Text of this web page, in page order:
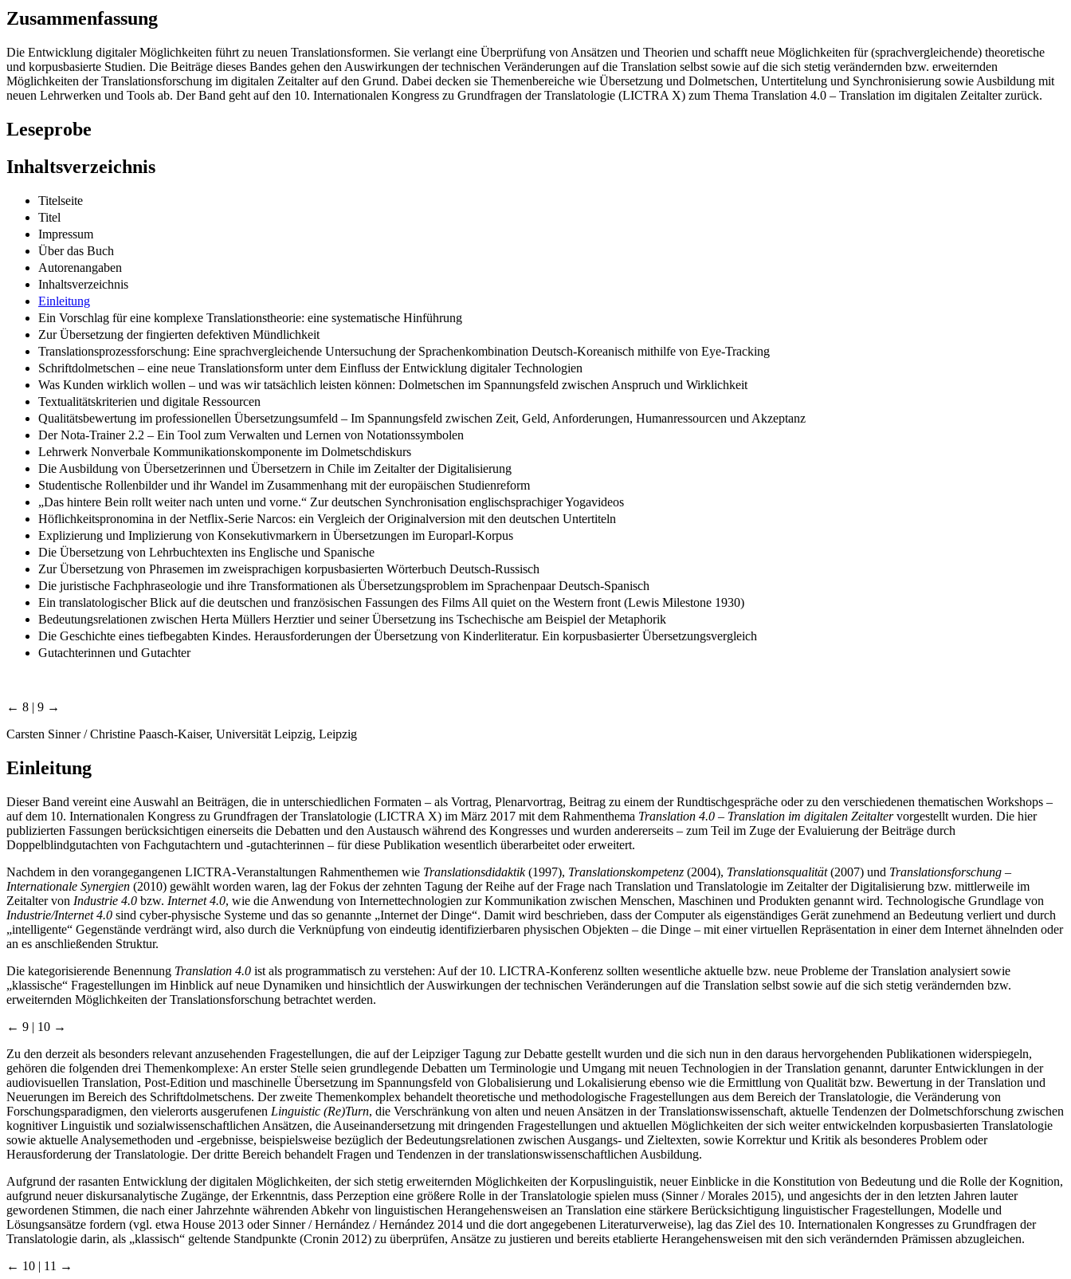
Zusammenfassung
Die Entwicklung digitaler Möglichkeiten führt zu neuen Translationsformen. Sie verlangt eine Überprüfung von Ansätzen und Theorien und schafft neue Möglichkeiten für (sprachvergleichende) theoretische
und korpusbasierte Studien. Die Beiträge dieses Bandes gehen den Auswirkungen der technischen Veränderungen auf die Translation selbst sowie auf die sich stetig verändernden bzw. erweiternden
Möglichkeiten der Translationsforschung im digitalen Zeitalter auf den Grund. Dabei decken sie Themenbereiche wie Übersetzung und Dolmetschen, Untertitelung und Synchronisierung sowie Ausbildung mit
neuen Lehrwerken und Tools ab. Der Band geht auf den 10. Internationalen Kongress zu Grundfragen der Translatologie (LICTRA X) zum Thema Translation 4.0 – Translation im digitalen Zeitalter zurück.
Leseprobe
Inhaltsverzeichnis
Titelseite
Titel
Impressum
Über das Buch
Autorenangaben
Inhaltsverzeichnis
Einleitung
Ein Vorschlag für eine komplexe Translationstheorie: eine systematische Hinführung
Zur Übersetzung der fingierten defektiven Mündlichkeit
Translationsprozessforschung: Eine sprachvergleichende Untersuchung der Sprachenkombination Deutsch-Koreanisch mithilfe von Eye-Tracking
Schriftdolmetschen – eine neue Translationsform unter dem Einfluss der Entwicklung digitaler Technologien
Was Kunden wirklich wollen – und was wir tatsächlich leisten können: Dolmetschen im Spannungsfeld zwischen Anspruch und Wirklichkeit
Textualitätskriterien und digitale Ressourcen
Qualitätsbewertung im professionellen Übersetzungsumfeld – Im Spannungsfeld zwischen Zeit, Geld, Anforderungen, Humanressourcen und Akzeptanz
Der Nota-Trainer 2.2 – Ein Tool zum Verwalten und Lernen von Notationssymbolen
Lehrwerk Nonverbale Kommunikationskomponente im Dolmetschdiskurs
Die Ausbildung von Übersetzerinnen und Übersetzern in Chile im Zeitalter der Digitalisierung
Studentische Rollenbilder und ihr Wandel im Zusammenhang mit der europäischen Studienreform
„Das hintere Bein rollt weiter nach unten und vorne.“ Zur deutschen Synchronisation englischsprachiger Yogavideos
Höflichkeitspronomina in der Netflix-Serie Narcos: ein Vergleich der Originalversion mit den deutschen Untertiteln
Explizierung und Implizierung von Konsekutivmarkern in Übersetzungen im Europarl-Korpus
Die Übersetzung von Lehrbuchtexten ins Englische und Spanische
Zur Übersetzung von Phrasemen im zweisprachigen korpusbasierten Wörterbuch Deutsch-Russisch
Die juristische Fachphraseologie und ihre Transformationen als Übersetzungsproblem im Sprachenpaar Deutsch-Spanisch
Ein translatologischer Blick auf die deutschen und französischen Fassungen des Films All quiet on the Western front (Lewis Milestone 1930)
Bedeutungsrelationen zwischen Herta Müllers Herztier und seiner Übersetzung ins Tschechische am Beispiel der Metaphorik
Die Geschichte eines tiefbegabten Kindes. Herausforderungen der Übersetzung von Kinderliteratur. Ein korpusbasierter Übersetzungsvergleich
Gutachterinnen und Gutachter
← 8 | 9 →
Carsten Sinner / Christine Paasch-Kaiser, Universität Leipzig, Leipzig
Einleitung
Dieser Band vereint eine Auswahl an Beiträgen, die in unterschiedlichen Formaten – als Vortrag, Plenarvortrag, Beitrag zu einem der Rundtischgespräche oder zu den verschiedenen thematischen Workshops –
auf dem 10. Internationalen Kongress zu Grundfragen der Translatologie (LICTRA X) im März 2017 mit dem Rahmenthema Translation 4.0 – Translation im digitalen Zeitaltervorgestellt wurden. Die hier
publizierten Fassungen berücksichtigen einerseits die Debatten und den Austausch während des Kongresses und wurden andererseits – zum Teil im Zuge der Evaluierung der Beiträge durch
Doppelblindgutachten von Fachgutachtern und -gutachterinnen – für diese Publikation wesentlich überarbeitet oder erweitert.
Nachdem in den vorangegangenen LICTRA-Veranstaltungen Rahmenthemen wie Translationsdidaktik(1997), Translationskompetenz (2004), Translationsqualität(2007) und Translationsforschung –
Internationale Synergien (2010) gewählt worden waren, lag der Fokus der zehnten Tagung der Reihe auf der Frage nach Translation und Translatologie im Zeitalter der Digitalisierung bzw. mittlerweile im
Zeitalter von Industrie 4.0 bzw. Internet 4.0, wie die Anwendung von Internettechnologien zur Kommunikation zwischen Menschen, Maschinen und Produkten genannt wird. Technologische Grundlage von
Industrie/Internet 4.0 sind cyber-physische Systeme und das so genannte „Internet der Dinge“. Damit wird beschrieben, dass der Computer als eigenständiges Gerät zunehmend an Bedeutung verliert und durch
„intelligente“ Gegenstände verdrängt wird, also durch die Verknüpfung von eindeutig identifizierbaren physischen Objekten – die Dinge – mit einer virtuellen Repräsentation in einer dem Internet ähnelnden oder
an es anschließenden Struktur.
Die kategorisierende Benennung Translation 4.0 ist als programmatisch zu verstehen: Auf der 10. LICTRA-Konferenz sollten wesentliche aktuelle bzw. neue Probleme der Translation analysiert sowie
„klassische“ Fragestellungen im Hinblick auf neue Dynamiken und hinsichtlich der Auswirkungen der technischen Veränderungen auf die Translation selbst sowie auf die sich stetig verändernden bzw.
erweiternden Möglichkeiten der Translationsforschung betrachtet werden.
← 9 | 10 →
Zu den derzeit als besonders relevant anzusehenden Fragestellungen, die auf der Leipziger Tagung zur Debatte gestellt wurden und die sich nun in den daraus hervorgehenden Publikationen widerspiegeln,
gehören die folgenden drei Themenkomplexe: An erster Stelle seien grundlegende Debatten um Terminologie und Umgang mit neuen Technologien in der Translation genannt, darunter Entwicklungen in der
audiovisuellen Translation, Post-Edition und maschinelle Übersetzung im Spannungsfeld von Globalisierung und Lokalisierung ebenso wie die Ermittlung von Qualität bzw. Bewertung in der Translation und
Neuerungen im Bereich des Schriftdolmetschens. Der zweite Themenkomplex behandelt theoretische und methodologische Fragestellungen aus dem Bereich der Translatologie, die Veränderung von
Forschungsparadigmen, den vielerorts ausgerufenen Linguistic (Re)Turn, die Verschränkung von alten und neuen Ansätzen in der Translationswissenschaft, aktuelle Tendenzen der Dolmetschforschung zwischen
kognitiver Linguistik und sozialwissenschaftlichen Ansätzen, die Auseinandersetzung mit dringenden Fragestellungen und aktuellen Möglichkeiten der sich weiter entwickelnden korpusbasierten Translatologie
sowie aktuelle Analysemethoden und -ergebnisse, beispielsweise bezüglich der Bedeutungsrelationen zwischen Ausgangs- und Zieltexten, sowie Korrektur und Kritik als besonderes Problem oder
Herausforderung der Translatologie. Der dritte Bereich behandelt Fragen und Tendenzen in der translationswissenschaftlichen Ausbildung.
Aufgrund der rasanten Entwicklung der digitalen Möglichkeiten, der sich stetig erweiternden Möglichkeiten der Korpuslinguistik, neuer Einblicke in die Konstitution von Bedeutung und die Rolle der Kognition,
aufgrund neuer diskursanalytische Zugänge, der Erkenntnis, dass Perzeption eine größere Rolle in der Translatologie spielen muss (Sinner / Morales 2015), und angesichts der in den letzten Jahren lauter
gewordenen Stimmen, die nach einer Jahrzehnte währenden Abkehr von linguistischen Herangehensweisen an Translation eine stärkere Berücksichtigung linguistischer Fragestellungen, Modelle und
Lösungsansätze fordern (vgl. etwa House 2013 oder Sinner / Hernández / Hernández 2014 und die dort angegebenen Literaturverweise), lag das Ziel des 10. Internationalen Kongresses zu Grundfragen der
Translatologie darin, als „klassisch“ geltende Standpunkte (Cronin 2012) zu überprüfen, Ansätze zu justieren und bereits etablierte Herangehensweisen mit den sich verändernden Prämissen abzugleichen.
← 10 | 11 →